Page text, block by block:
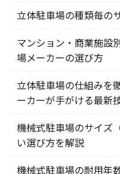
立体駐車場の種類毎の
マンション・商業施設
場メーカーの選び方
立体駐車場の仕組みを
ーカーが手がける最新
機械式駐車場のサイズ
い選び方を解説
機械式駐車場の耐用年